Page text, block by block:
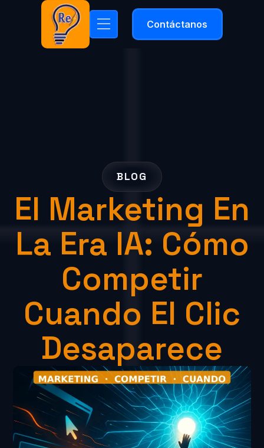
Contáctanos
BLOG
El Marketing En
La Era IA: Cómo
Competir
Cuando El Clic
Desaparece